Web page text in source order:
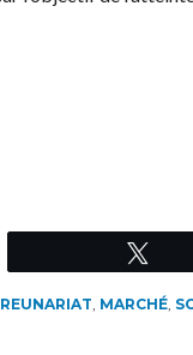
, MARCHÉ,